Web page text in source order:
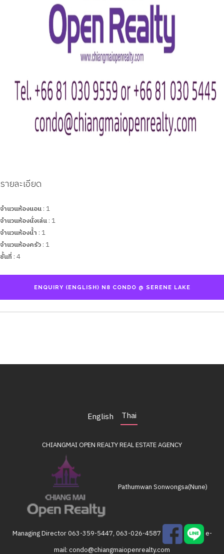
รายละเอียด
จำนวนห้องนอน: 1
จำนวนห้องนั่งเล่น: 1
จำนวนห้องน้ำ : 1
จำนวนห้องครัว: 1
ชั้นที่ : 4
English Thai
CHIANGMAI OPEN REALTYREAL ESTATE AGENCY
Pathumwan Sonwongsa(Nune)
Managing Director063-359-5447, 063-026-4587
e-
mail:condo@chiangmaiopenrealty.com